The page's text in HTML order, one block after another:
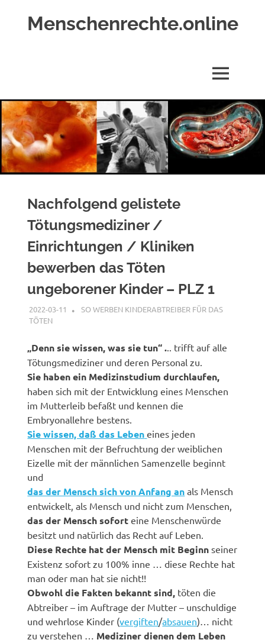
Menschenrechte.online
Geborene
wie
für
Ungeborene
MENÜ
Nachfolgend gelistete
Tötungsmediziner /
Einrichtungen / Kliniken
bewerben das Töten
ungeborener Kinder – PLZ 1
2022-03-11 XX
SO WERBEN KINDERABTREIBER FÜR DAS
TÖTEN
„Denn sie wissen, was sie tun“ ... trifft auf alle
Tötungsmediziner und deren Personal zu.
Sie haben ein Medizinstudium durchlaufen,
haben sich mit der Entwicklung eines Menschen
im Mutterleib befaßt und kennen die
Embryonallehre bestens.
Sie wissen, daß das Leben eines jeden
Menschen mit der Befruchtung der weiblichen
Eizelle mit der männlichen Samenzelle beginnt
und
das der Mensch sich von Anfang an als Mensch
entwickelt, als Mensch und nicht zum Menschen,
das der Mensch sofort eine Menschenwürde
besitzt und natürlich das Recht auf Leben.
Diese Rechte hat der Mensch mit Beginn seiner
Existenz sofort zu 100% inne … diese Rechte hat
man oder man hat sie nicht!!
Obwohl die Fakten bekannt sind, töten die
Abtreiber – im Auftrage der Mutter – unschuldige
und wehrlose Kinder (vergiften/absauen)… nicht
zu verstehen … Mediziner dienen dem Leben